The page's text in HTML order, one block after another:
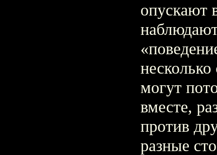
опускают
могут
вместе,
против
разные